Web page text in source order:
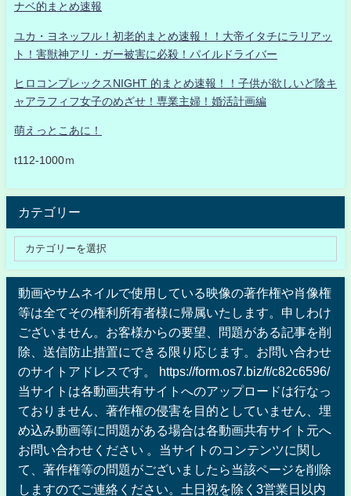
ナベ的まとめ速報
ユカ・ヨネッフル！初老的まとめ速報！！大帝イタチにラリアッ
ト！害獣神アリ・ガー被害に必殺！パイルドライバー
ヒロコンプレックスNIGHT 的まとめ速報！！子供が欲しいど陰キ
ャアラフィフ女子のめざせ！専業主婦！婚活計画編
萌えっとこあに！
t112-1000ｍ
カテゴリー
動画やサムネイルで使用している映像の著作権や肖像権
等は全てその権利所有者様に帰属いたします。申しわけ
ございません。お客様からの要望、問題がある記事を削
除、送信防止措置にできる限り応じます。お問い合わせ
のサイトアドレスです。 https://form.os7.biz/f/c82c6596/
当サイトは各動画共有サイトへのアップロードは行なっ
ておりません、著作権の侵害を目的としていません、埋
め込み動画等に問題がある場合は各動画共有サイト元へ
お問い合わせください 。当サイトのコンテンツに関し
て、著作権等の問題がございましたら当該ページを削除
しますのでご連絡ください。土日祝を除く3営業日以内